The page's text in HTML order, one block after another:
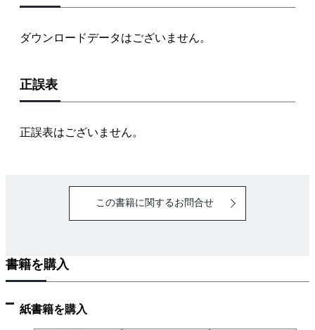
ダウンロードデータはございません。
正誤表
正誤表はございません。
この書籍に関するお問合せ
書籍を購入
紙書籍を購入